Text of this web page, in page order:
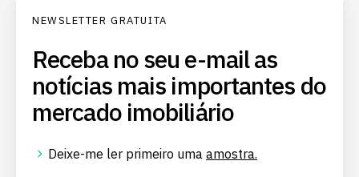
NEWSLETTER GRATUITA
Receba no seu e-mail as
notícias mais importantes do
mercado imobiliário
Deixe-me ler primeiro uma amostra.